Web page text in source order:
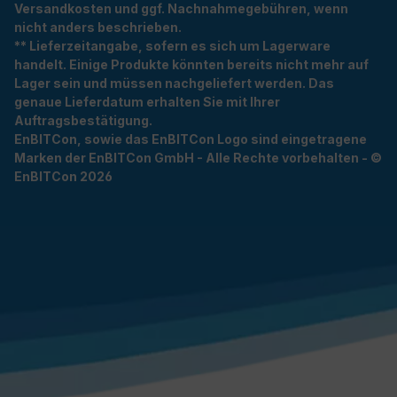
Versandkosten und ggf. Nachnahmegebühren, wenn
nicht anders beschrieben.
** Lieferzeitangabe, sofern es sich um Lagerware
handelt. Einige Produkte könnten bereits nicht mehr auf
Lager sein und müssen nachgeliefert werden. Das
genaue Lieferdatum erhalten Sie mit Ihrer
Auftragsbestätigung.
EnBITCon, sowie das EnBITCon Logo sind eingetragene
Marken der EnBITCon GmbH - Alle Rechte vorbehalten - ©
EnBITCon 2026